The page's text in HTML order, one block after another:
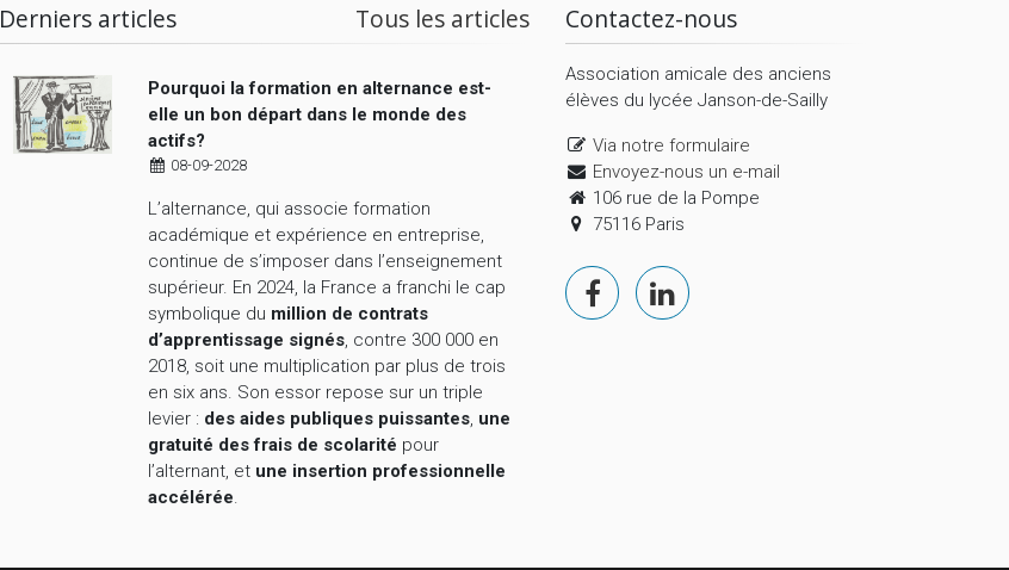
Derniers articles Tous les articles
Pourquoi la formation en alternance est-
elle un bon départ dans le monde des
actifs?
08-09-2028
L’alternance, qui associe formation
académique et expérience en entreprise,
continue de s’imposer dans l’enseignement
supérieur. En 2024, la France a franchi le cap
symbolique du million de contrats
d’apprentissage signés, contre 300 000 en
2018, soit une multiplication par plus de trois
en six ans. Son essor repose sur un triple
levier : des aides publiques puissantes, une
gratuité des frais de scolarité pour
l’alternant, et une insertion professionnelle
accélérée
Contactez-nous
Association amicale des anciens
élèves du lycée Janson-de-Sailly
Via notre formulaire
Envoyez-nous un e-mail
106 rue de la Pompe
75116 Paris